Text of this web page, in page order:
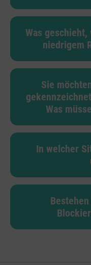
Was
niedrigem
Sie
Was
In welcher